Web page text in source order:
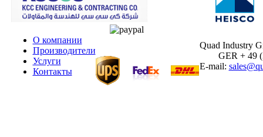
О компании
Производители
Услуги
Контакты
Quad Industry
GER + 49
E-mail: